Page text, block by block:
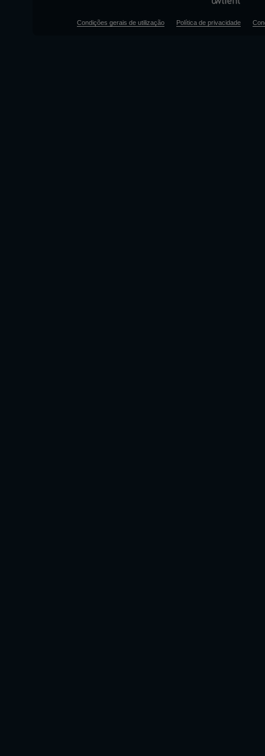
Condições gerais de utilização Política de privacidade